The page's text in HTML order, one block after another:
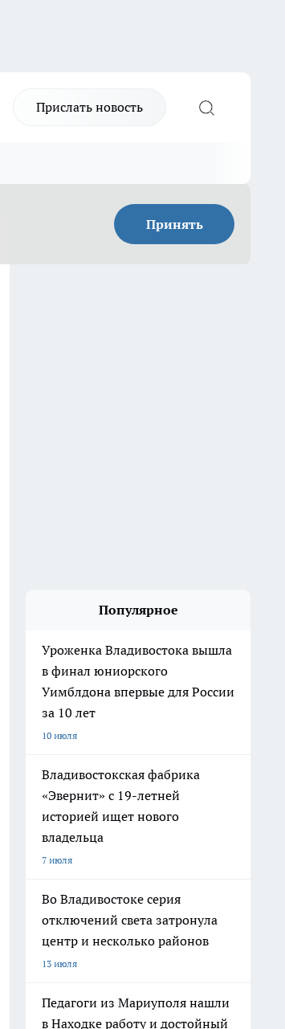
Прислать новость
Принять
Популярное
Уроженка Владивостока вышла
в финал юниорского
Уимблдона впервые для России
за 10 лет
10 июля
Владивостокская фабрика
«Эвернит» с 19-летней
историей ищет нового
владельца
7 июля
Во Владивостоке серия
отключений света затронула
центр и несколько районов
13 июля
Педагоги из Мариуполя нашли
в Находке работу и достойный